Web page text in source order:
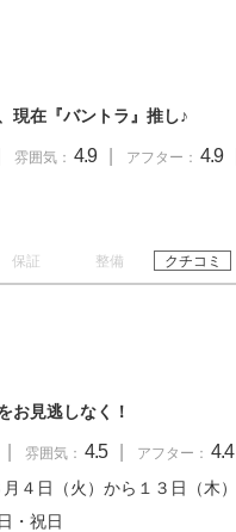
現在『バントラ』推し♪
雰囲気： 4.9 アフター： 4.9
保証 整備 クチコミ
お見逃しなく！
雰囲気： 4.5 アフター： 4.4
４日（火）から１３日（木）
祝日